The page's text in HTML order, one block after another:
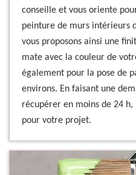
conseille et vous oriente
peinture de murs intérieurs
vous proposons ainsi une
mate avec la couleur de
également pour la pose de
environs. En faisant une
récupérer en moins de 24
pour votre projet.